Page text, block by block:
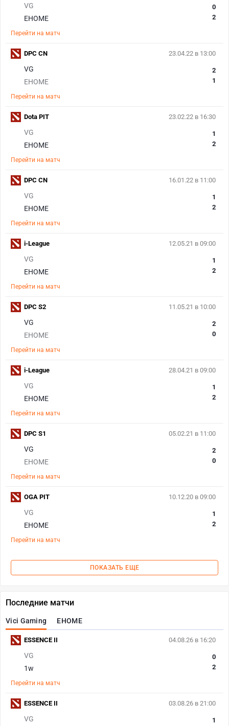
VG
EHOME
0
2
Перейти на матч
23.04.22 в 13:00
VG
EHOME
2
1
Перейти на матч
DPC CN
23.02.22 в 16:30
VG
EHOME
1
2
Перейти на матч
Dota PIT
16.01.22 в 11:00
VG
EHOME
1
2
Перейти на матч
DPC CN
12.05.21 в 09:00
VG
EHOME
1
2
Перейти на матч
i-League
11.05.21 в 10:00
VG
EHOME
2
0
Перейти на матч
DPC S2
28.04.21 в 09:00
VG
EHOME
1
2
Перейти на матч
i-League
05.02.21 в 11:00
VG
EHOME
2
0
Перейти на матч
DPC S1
10.12.20 в 09:00
VG
EHOME
1
2
Перейти на матч
OGA PIT
ПОКАЗАТЬ ЕЩЕ
Последние матчи
Vici Gaming EHOME
04.08.26 в 16:20
VG
1w
0
2
Перейти на матч
ESSENCE II
03.08.26 в 21:00
VG 1
ESSENCE II